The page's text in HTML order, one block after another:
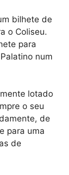
bilhete de
o Coliseu.
para
num
lotado
o seu
de
para uma
de